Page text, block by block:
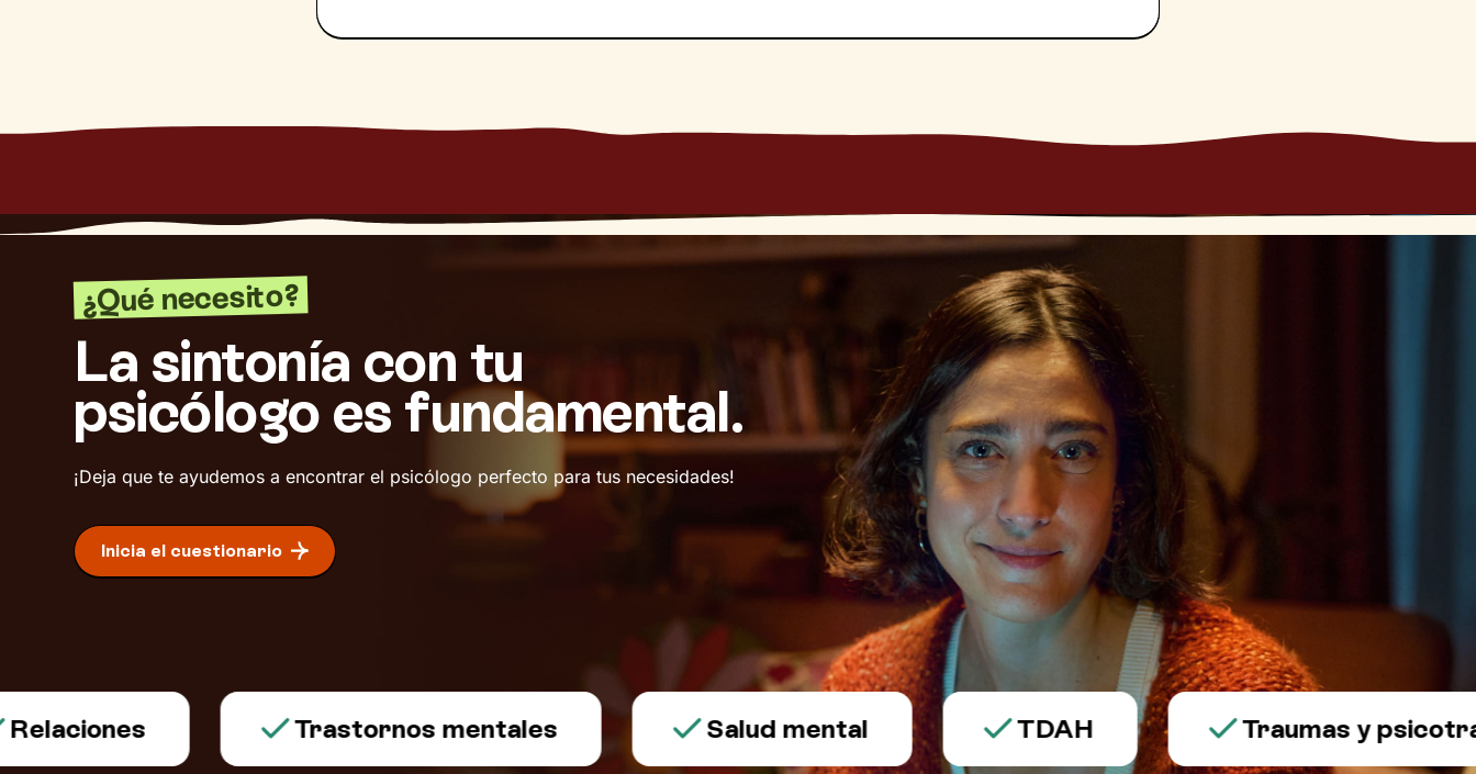
¿Qué necesito?
La sintonía con tu
psicólogo es fundamental.
¡Deja que te ayudemos a encontrar el psicólogo perfecto para tus necesidades!
Inicia el cuestionario
Trastornos mentales Salud mental TDAH Traumas y